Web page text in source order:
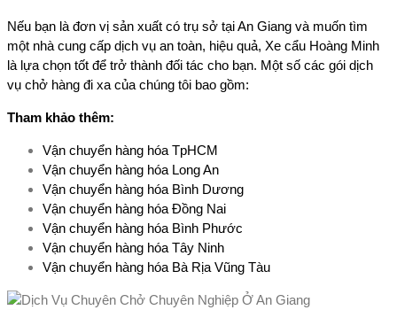
Nếu bạn là đơn vị sản xuất có trụ sở tại An Giang và muốn tìm
một nhà cung cấp dịch vụ an toàn, hiệu quả, Xe cẩu Hoàng Minh
là lựa chọn tốt để trở thành đối tác cho bạn. Một số các gói dịch
vụ chở hàng đi xa của chúng tôi bao gồm:
Tham khảo thêm:
Vận chuyển hàng hóa TpHCM
Vận chuyển hàng hóa Long An
Vận chuyển hàng hóa Bình Dương
Vận chuyển hàng hóa Đồng Nai
Vận chuyển hàng hóa Bình Phước
Vận chuyển hàng hóa Tây Ninh
Vận chuyển hàng hóa Bà Rịa Vũng Tàu